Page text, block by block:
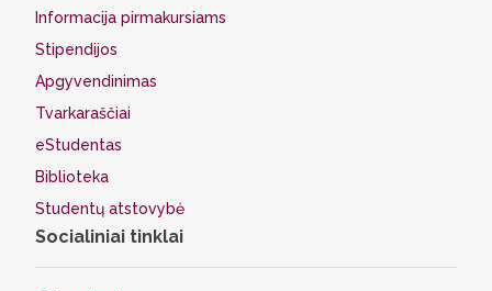
Informacija pirmakursiams
Stipendijos
Apgyvendinimas
Tvarkaraščiai
eStudentas
Biblioteka
Studentų atstovybė
Socialiniai tinklai